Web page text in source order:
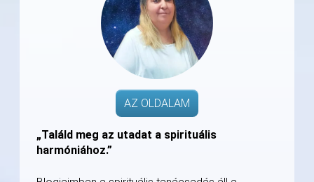
AZ OLDALAM
„Találd meg az utadat a spirituális
harmóniához.”